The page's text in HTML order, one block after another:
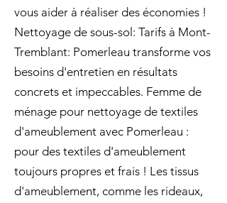
vous aider à réaliser des économies !
Nettoyage de sous-sol: Tarifs à Mont-
Tremblant: Pomerleau transforme vos
besoins d'entretien en résultats
concrets et impeccables. Femme de
ménage pour nettoyage de textiles
d'ameublement avec Pomerleau :
pour des textiles d'ameublement
toujours propres et frais ! Les tissus
d'ameublement, comme les rideaux,